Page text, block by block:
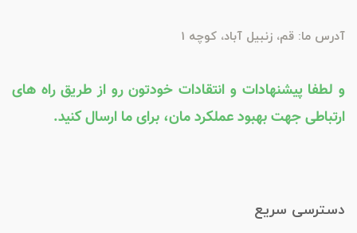
آدرس ما: قم، زنبیل آباد، کوچه 1
و لطفا پیشنهادات و انتقادات خودتون رو از طریق راه های
ارتباطی جهت بهبود عملکرد مان، برای ما ارسال کنید.
دسترسی سریع